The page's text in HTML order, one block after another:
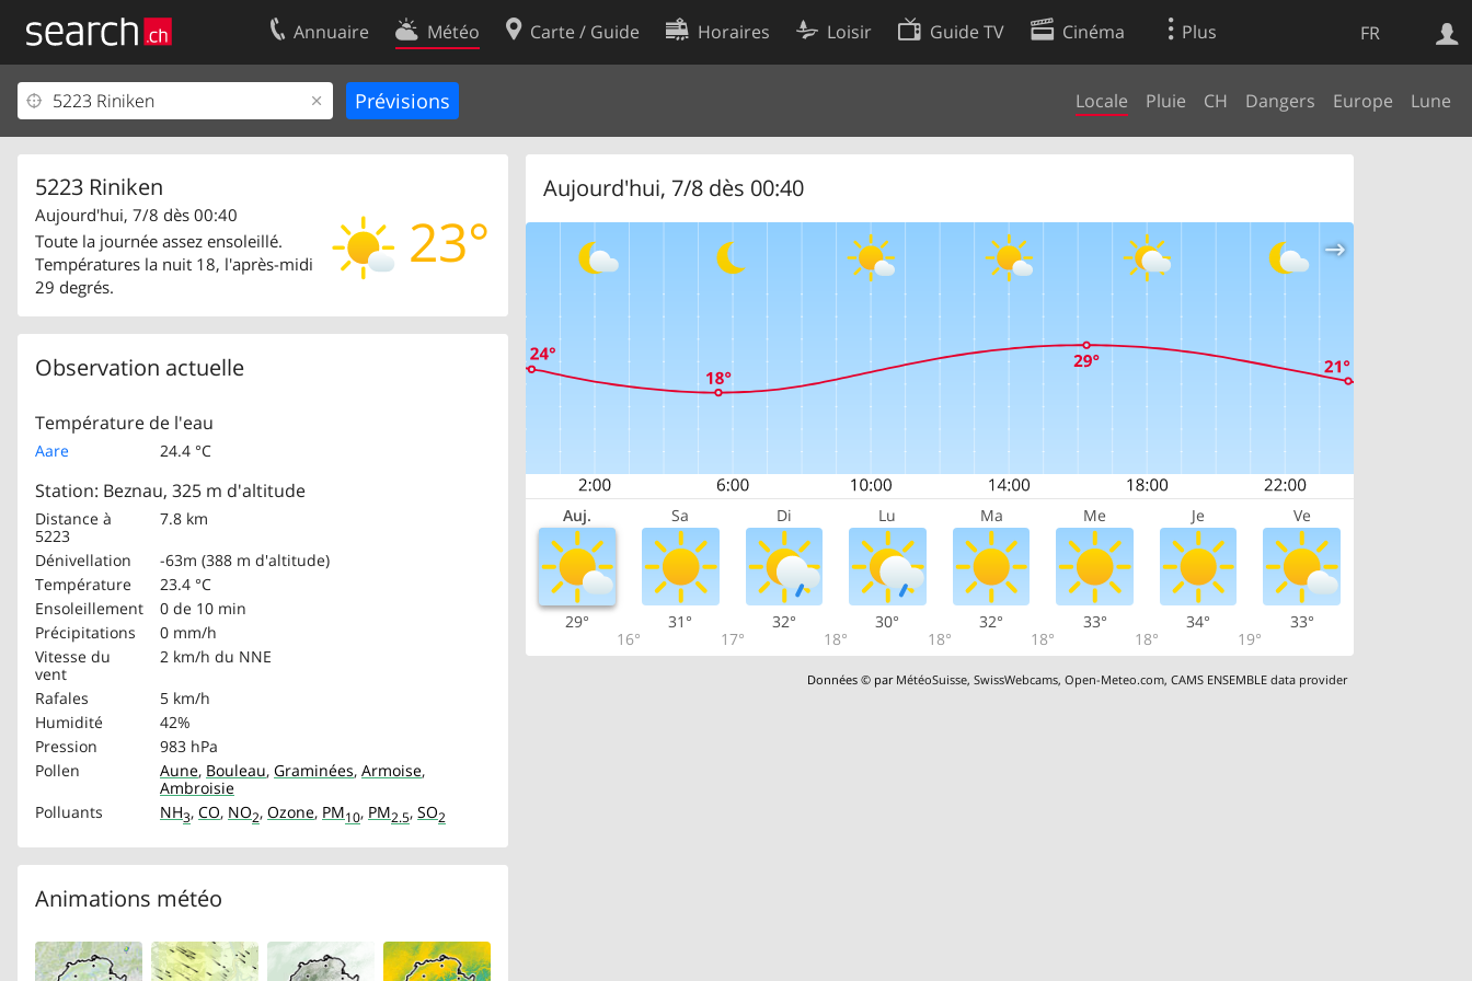
FR
Annuaire Météo Carte / Guide Horaires Loisir Guide TV Cinéma Plus
Locale Pluie CH Dangers Europe Lune
5223 Riniken
23°
Aujourd'hui, 7/8 dès 00:40
Toute la journée assez ensoleillé.
Températures la nuit 18, l'après-midi
29 degrés.
Observation actuelle
Température de l'eau
Aare 24.4 °C
Station: Beznau, 325 m d'altitude
Distance à
5223
7.8 km
Dénivellation
-63m (388 m d'altitude)
Température
23.4 °C
Ensoleillement
0 de 10 min
Précipitations
0 mm/h
Vitesse du
vent
2 km/h du NNE
Rafales
5 km/h
Humidité
42%
Pression
983 hPa
Pollen
Aune, Bouleau, Graminées, Armoise,
Ambroisie
Polluants
NH3, CO, NO2, Ozone, PM10, PM2.5, SO2
Animations météo
Aujourd'hui, 7/8 dès 00:40
Auj. Sa Di Lu Ma Me Je Ve
29°
16°
31°
17°
32°
18°
30°
18°
32°
18°
33°
18°
34°
19°
33°
Données © par MétéoSuisse,SwissWebcams,Open-Meteo.com,CAMS ENSEMBLE data provider
Web
Votre inscription
Centre clients
Mentions Légales
Contact
Conditions d’utilisation
Préférences de cookies